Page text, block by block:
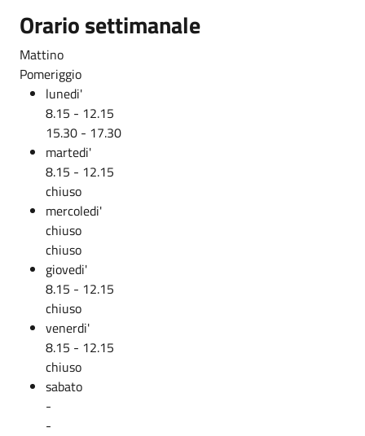
Orario settimanale
Mattino
Pomeriggio
lunedi'
8.15 - 12.15
15.30 - 17.30
martedi'
8.15 - 12.15
chiuso
mercoledi'
chiuso
chiuso
giovedi'
8.15 - 12.15
chiuso
venerdi'
8.15 - 12.15
chiuso
sabato
-
-